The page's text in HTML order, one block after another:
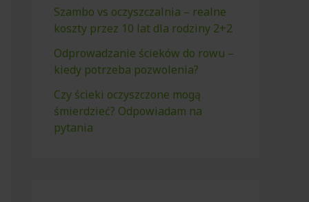
Szambo vs oczyszczalnia – realne
koszty przez 10 lat dla rodziny 2+2
Odprowadzanie ścieków do rowu –
kiedy potrzeba pozwolenia?
Czy ścieki oczyszczone mogą
śmierdzieć? Odpowiadam na
pytania